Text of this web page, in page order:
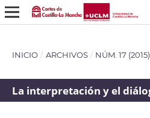
INICIO / ARCHIVOS / NÚM. 17 (2015)
La interpretación y el